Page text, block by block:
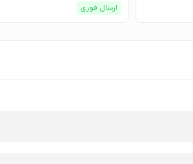
ارسال فوری